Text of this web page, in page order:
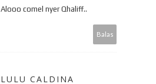
Alooo comel nyer Qhaliff..
Balas
LULU CALDINA